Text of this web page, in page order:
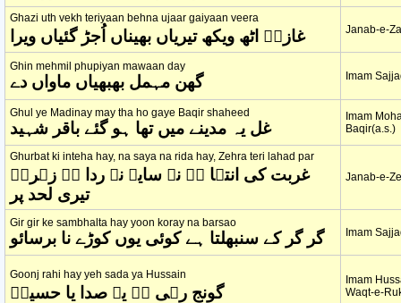
Ghazi uth vekh teriyaan behna ujaar gaiyaan veera
غازیؑ اٹھ ویکھ تیریاں بھیناں اُجڑ گئیاں ویرا Janab-e-
Ghin mehmil phupiyan mawaan day
گھن مہمل بھبھیاں ماواں دے Imam
Ghul ye Madinay may tha ho gaye Baqir shaheed
غل یہ مدینے میں تھا ہو گئے باقر شہید
Imam
Baqir(a.s.)
Ghurbat ki inteha hay, na saya na rida hay, Zehra teri lahad par
غربت کی انتہا ہے نہ سایہ نہ ردا ہے زہراؑ
تیری لحد پر
Janab-e-
Gir gir ke sambhalta hay yoon koray na barsao
گر گر کے سنبھلتا ہے کوئی یوں کوڑے نا برسائو Imam
Goonj rahi hay yeh sada ya Hussain
گونج رہی ہے یہ صدا یا حسینؑ
Imam
Waqt-e-